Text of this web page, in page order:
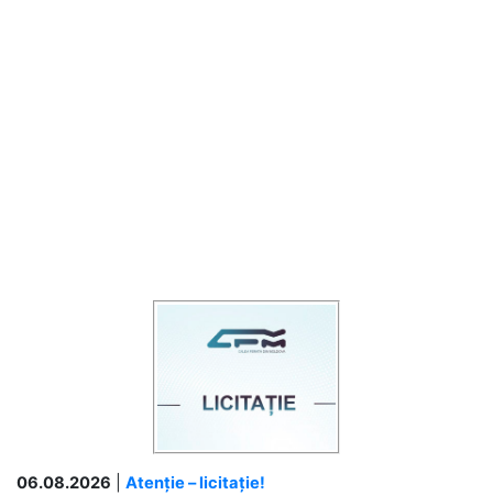
06.08.2026
Atenție – licitație!